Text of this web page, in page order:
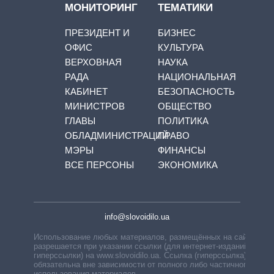
МОНИТОРИНГ
ПРЕЗИДЕНТ И
ОФИС
ВЕРХОВНАЯ
РАДА
КАБИНЕТ
МИНИСТРОВ
ГЛАВЫ
ОБЛАДМИНИСТРАЦИЙ
МЭРЫ
ВСЕ ПЕРСОНЫ
ТЕМАТИКИ
БИЗНЕС
КУЛЬТУРА
НАУКА
НАЦИОНАЛЬНАЯ
БЕЗОПАСНОСТЬ
ОБЩЕСТВО
ПОЛИТИКА
ПРАВО
ФИНАНСЫ
ЭКОНОМИКА
info@slovoidilo.ua
Использование любых материалов, размещённых на сайте,
разрешается при указании ссылки (для интернет-изданий —
гиперссылки) на www.slovoidilo.ua. Ссылка (гиперссылка)
обязательна вне зависимости от полного либо частичного